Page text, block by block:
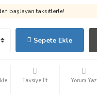
başlayan taksitlerle!
Sepete Ekle
Tavsiye Et Yorum Yaz